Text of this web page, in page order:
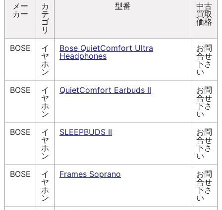
メー
カー
カ
テ
ゴ
リ
型番
中古
買取
価格
BOSE
イ
ヤ
ホ
ン
Bose QuietComfort Ultra
Headphones
お問
合せ
下さ
い
BOSE
イ
ヤ
ホ
ン
QuietComfort Earbuds II
お問
合せ
下さ
い
BOSE
イ
ヤ
ホ
ン
SLEEPBUDS II
お問
合せ
下さ
い
BOSE
イ
ヤ
ホ
ン
Frames Soprano
お問
合せ
下さ
い